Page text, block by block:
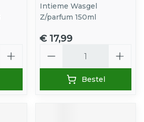
Intieme Wasgel
Z/parfum 150ml
€ 17,99
Bestel